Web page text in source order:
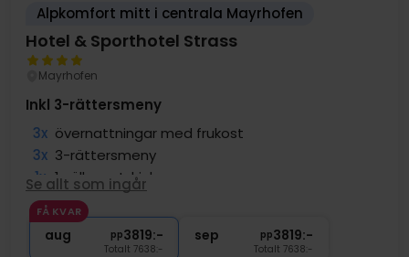
Alpkomfort mitt i centrala Mayrhofen
Hotel & Sporthotel Strass
Mayrhofen
Inkl 3-rättersmeny
3x övernattningar med frukost
3x 3-rättersmeny
1x 1 välkomstdrink
∞ Fri tillgång till spaavdelningen
1x Entrébiljett in Naturparkhaus
Se allt som ingår
FÅ KVAR
aug pp3819:-
Totalt 7638:-
sep pp3819:-
Totalt 7638:-